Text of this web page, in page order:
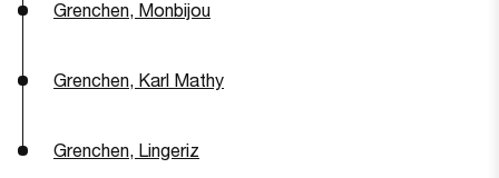
Grenchen, Monbijou
Grenchen, Karl Mathy
Grenchen, Lingeriz